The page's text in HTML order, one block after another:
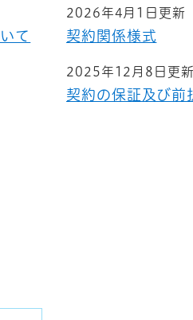
て
2026年4月1日更新
契約関係様式
2025年12月8日更新
契約の保証及び前